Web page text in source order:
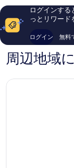
セ
ー
ノ
い、
コ
ミ
件
の
コ
ログインする
っとリワード
ログイン 無料
周辺地域